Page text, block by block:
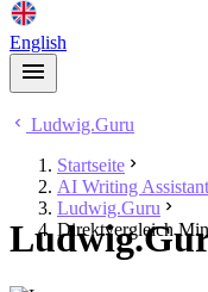
English
Ludwig.Guru
Startseite
AI Writing Assistant
Ludwig.Guru
Direktvergleich